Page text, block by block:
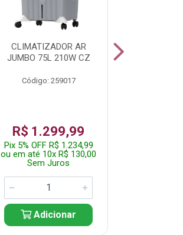
CLIMATIZADOR AR
JUMBO 75L 210W CZ
Código: 259017
R$ 1.299,99
Pix 5% OFF R$ 1.234,99
ou em até 10x R$ 130,00
Sem Juros
Adicionar